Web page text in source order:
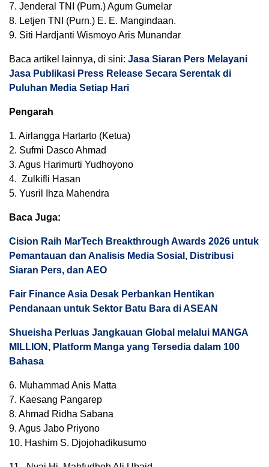
7. Jenderal TNI (Purn.) Agum Gumelar
8. Letjen TNI (Purn.) E. E. Mangindaan.
9. Siti Hardjanti Wismoyo Aris Munandar
Baca artikel lainnya, di sini: Jasa Siaran Pers Melayani
Jasa Publikasi Press Release Secara Serentak di
Puluhan Media Setiap Hari
Pengarah
1. Airlangga Hartarto (Ketua)
2. Sufmi Dasco Ahmad
3. Agus Harimurti Yudhoyono
4. Zulkifli Hasan
5. Yusril Ihza Mahendra
Baca Juga:
Cision Raih MarTech Breakthrough Awards 2026 untuk
Pemantauan dan Analisis Media Sosial, Distribusi
Siaran Pers, dan AEO
Fair Finance Asia Desak Perbankan Hentikan
Pendanaan untuk Sektor Batu Bara di ASEAN
Shueisha Perluas Jangkauan Global melalui MANGA
MILLION, Platform Manga yang Tersedia dalam 100
Bahasa
6. Muhammad Anis Matta
7. Kaesang Pangarep
8. Ahmad Ridha Sabana
9. Agus Jabo Priyono
10. Hashim S. Djojohadikusumo